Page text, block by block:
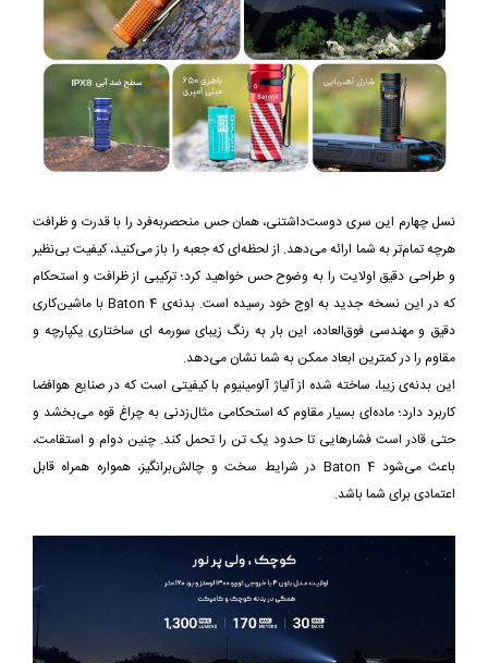
نسل چهارم این سری دوست‌داشتنی، همان حس منحصربه‌فرد را با قدرت و ظرافت
هرچه تمام‌تر به شما ارائه می‌دهد. از لحظه‌ای که جعبه را باز می‌کنید، کیفیت بی‌نظیر
و طراحی دقیق اولایت را به وضوح حس خواهید کرد؛ ترکیبی از ظرافت و استحکام
که در این نسخه جدید به اوج خود رسیده است. بدنه‌ی Baton 4 با ماشین‌کاری
دقیق و مهندسی فوق‌العاده، این بار به رنگ زیبای سورمه ای ساختاری یکپارچه و
مقاوم را در کمترین ابعاد ممکن به شما نشان می‌دهد.
این بدنه‌ی زیبا، ساخته شده از آلیاژ آلومینیوم با کیفیتی است که در صنایع هوافضا
کاربرد دارد؛ ماده‌ای بسیار مقاوم که استحکامی مثال‌زدنی به چراغ قوه می‌بخشد و
حتی قادر است فشارهایی تا حدود یک تن را تحمل کند. چنین دوام و استقامت،
باعث می‌شود Baton 4 در شرایط سخت و چالش‌برانگیز، همواره همراه قابل
اعتمادی برای شما باشد.